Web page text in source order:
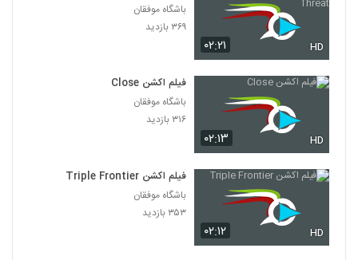
۰۲:۲۱ HD
باشگاه موفقان
۳۶۹ بازدید
۰۲:۱۳ HD
فیلم اکشن Close
باشگاه موفقان
۳۱۶ بازدید
۰۲:۱۲ HD
فیلم اکشن Triple Frontier
باشگاه موفقان
۳۵۳ بازدید